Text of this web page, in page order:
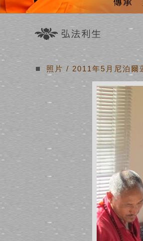
照片 / 2011年5月尼泊爾